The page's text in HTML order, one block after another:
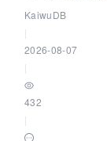
KaiwuDB
2026-08-07
432